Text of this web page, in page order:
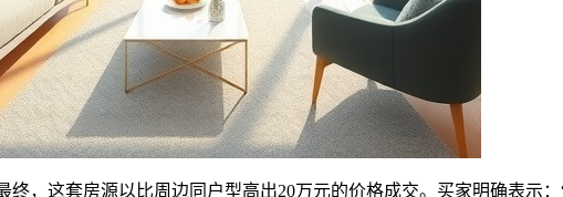
终，这套房源以比周边同户型高出20万元的价格成交。买家明确表示